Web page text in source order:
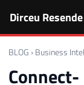
Dirceu Resende
BLOG › Business
Connect-